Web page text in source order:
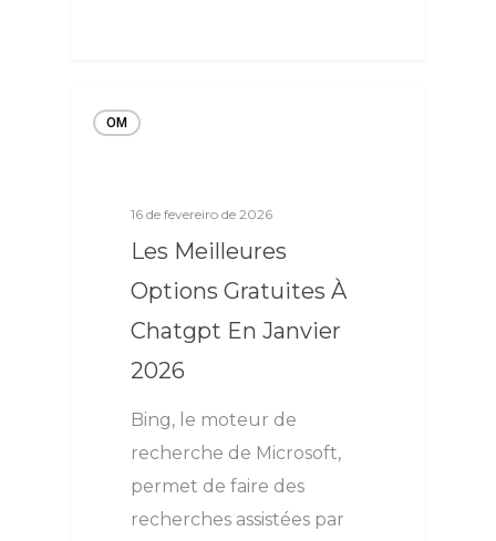
OM
16 de fevereiro de 2026
Les Meilleures
Options Gratuites À
Chatgpt En Janvier
2026
Bing, le moteur de
recherche de Microsoft,
permet de faire des
recherches assistées par